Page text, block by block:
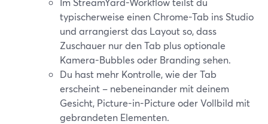
typischerweise einen Chrome-Tab ins Studio
und arrangierst das Layout so, dass
Zuschauer nur den Tab plus optionale
Kamera-Bubbles oder Branding sehen.
Du hast mehr Kontrolle, wie der Tab
erscheint – nebeneinander mit deinem
Gesicht, Picture-in-Picture oder Vollbild mit
gebrandeten Elementen.